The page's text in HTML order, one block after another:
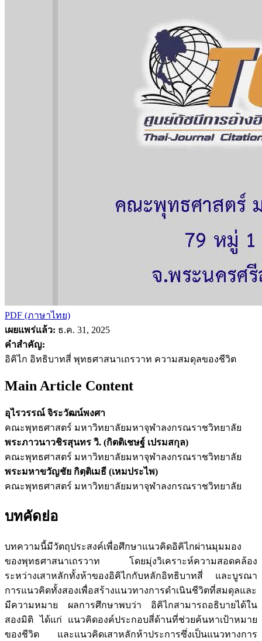
PDF (ภาษาไทย)
เผยแพร่แล้ว: ธ.ค. 31, 2025
คำสำคัญ:
อิคิไก อิทธิบาทสี่ พุทธศาสนาเถรวาท ความสมดุลของชีวิต
Main Article Content
อุไรวรรณ์ จิระวัฒน์พงศา
คณะพุทธศาสตร์ มหาวิทยาลัยมหาจุฬาลงกรณราชวิทยาลัย
พระภาวนาวชิรสุนทร วิ. (กิตติเชษฐ์ เปรมสกุล)
คณะพุทธศาสตร์ มหาวิทยาลัยมหาจุฬาลงกรณราชวิทยาลัย
พระมหาขวัญชัย กิตฺติเมธี (เหมประไพ)
คณะพุทธศาสตร์ มหาวิทยาลัยมหาจุฬาลงกรณราชวิทยาลัย
บทคัดย่อ
บทความนี้มีวัตถุประสงค์เพื่อศึกษาแนวคิดอิคิไกผ่านมุมมอง
ของพุทธศาสนาเถรวาท โดยมุ่งวิเคราะห์ความสอดคล้อง
ระหว่างเสาหลักทั้งห้าของอิคิไกกับหลักอิทธิบาทสี่ และบูรณา
การแนวคิดทั้งสองเพื่อสร้างแนวทางการดำเนินชีวิตที่สมดุลและ
มีความหมาย ผลการศึกษาพบว่า อิคิไกสามารถอธิบายได้ใน
สองมิติ ได้แก่ แนวคิดองค์ประกอบสี่ด้านที่ช่วยค้นหาเป้าหมาย
ของชีวิต และแนวคิดเสาหลักห้าประการซึ่งเป็นแนวทางการ